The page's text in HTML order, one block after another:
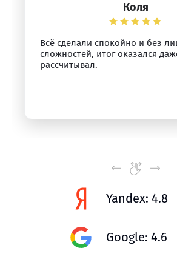
Коля
Всё сделали спокойно и без
сложностей, итог оказался
рассчитывал.
Yandex: 4.8
Google: 4.6